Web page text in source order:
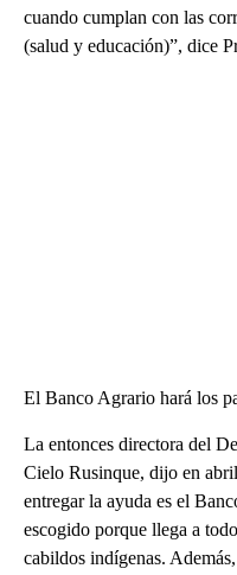
cuando cumplan con las
(salud y educación)”, dice
El Banco Agrario hará los
La entonces directora del
Cielo Rusinque, dijo en
entregar la ayuda es el
escogido porque llega a
cabildos indígenas.